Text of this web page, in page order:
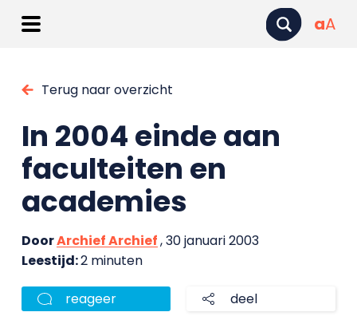
aA
Terug naar overzicht
In 2004 einde aan
faculteiten en
academies
DoorArchief Archief, 30 januari 2003
Leestijd:2 minuten
reageer deel